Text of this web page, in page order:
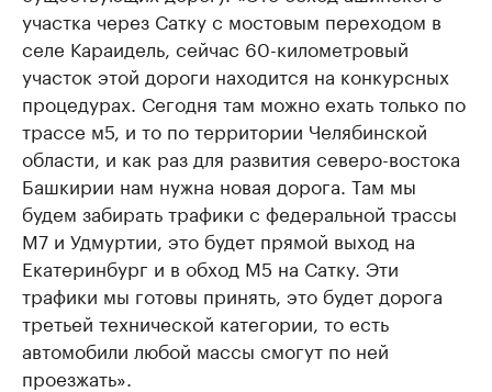
участка через Сатку с мостовым переходом в
селе Караидель, сейчас 60-километровый
участок этой дороги находится на конкурсных
процедурах. Сегодня там можно ехать только по
трассе м5, и то по территории Челябинской
области, и как раз для развития северо-востока
Башкирии нам нужна новая дорога. Там мы
будем забирать трафики с федеральной трассы
М7 и Удмуртии, это будет прямой выход на
Екатеринбург и в обход М5 на Сатку. Эти
трафики мы готовы принять, это будет дорога
третьей технической категории, то есть
автомобили любой массы смогут по ней
проезжать».